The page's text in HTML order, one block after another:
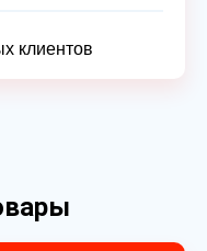
клиентов